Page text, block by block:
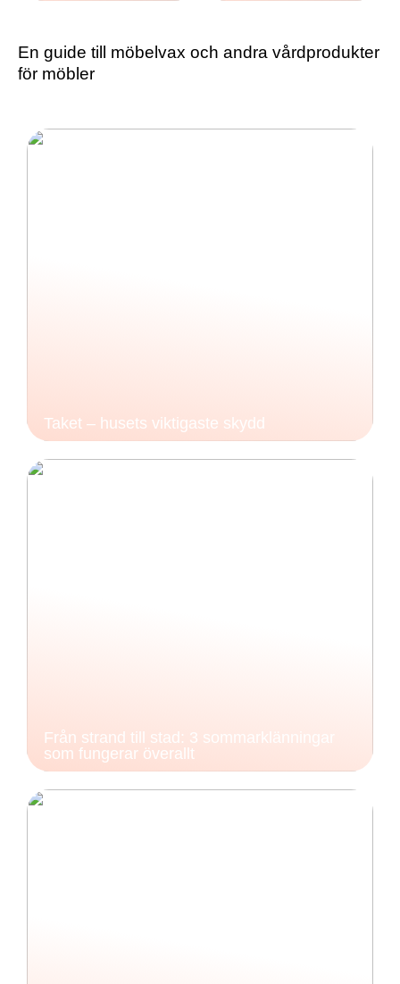
En guide till möbelvax och andra vårdprodukter
för möbler
Taket – husets viktigaste skydd
Från strand till stad: 3 sommarklänningar
som fungerar överallt